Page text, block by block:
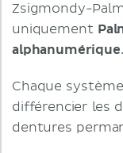
Zsigmondy-
uniquement
alphanumérique.
Chaque
différencier les
dentures